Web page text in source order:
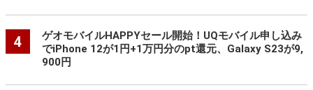
4
ゲオモバイルHAPPYセール開始！UQモバイル申し込み
でiPhone 12が1円+1万円分のpt還元、Galaxy S23が9,
900円